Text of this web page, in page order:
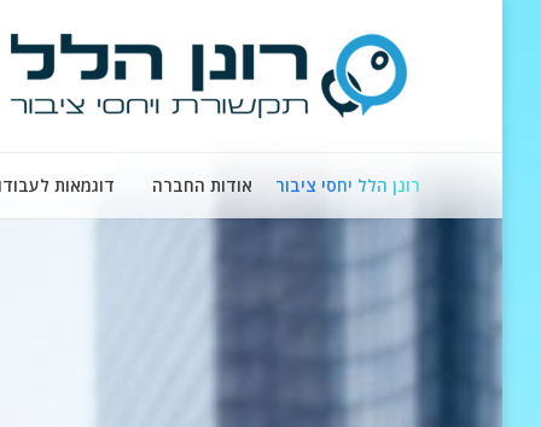
רונן הלל יחסי ציבור אודות החברה דוגמאות